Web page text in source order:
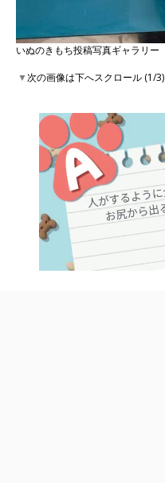
いぬのきもち投稿写真ギャラリー
▼次の画像は下へスクロール (1/3)